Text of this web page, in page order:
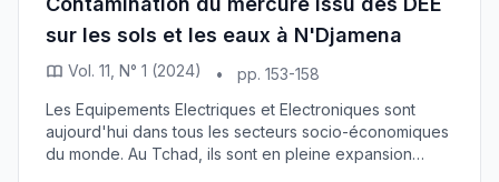
sur les sols et les eaux à N'Djamena
Vol. 11, N° 1 (2024) •
pp. 153-158
Les Equipements Electriques et Electroniques sont
aujourd'hui dans tous les secteurs socio-économiques
du monde. Au Tchad, ils sont en pleine expansion